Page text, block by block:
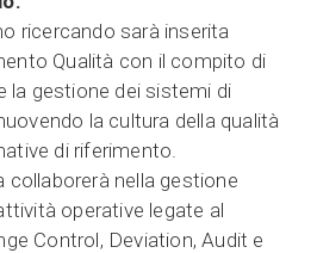
ricercando sarà inserita
Qualità con il compito di
la gestione dei sistemi di
la cultura della qualità
di riferimento.
collaborerà nella gestione
operative legate al
Control, Deviation, Audit e